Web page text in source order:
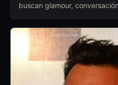
buscan glamour,